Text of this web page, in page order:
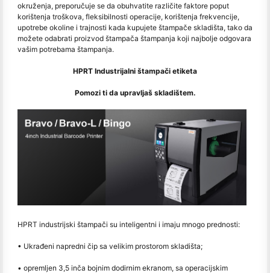
okruženja, preporučuje se da obuhvatite različite faktore poput
korištenja troškova, fleksibilnosti operacije, korištenja frekvencije,
upotrebe okoline i trajnosti kada kupujete štampače skladišta, tako da
možete odabrati proizvod štampača štampanja koji najbolje odgovara
vašim potrebama štampanja.
HPRT Industrijalni štampači etiketa
Pomozi ti da upravljaš skladištem.
HPRT industrijski štampači su inteligentni i imaju mnogo prednosti:
• Ukrađeni napredni čip sa velikim prostorom skladišta;
• opremljen 3,5 inča bojnim dodirnim ekranom, sa operacijskim